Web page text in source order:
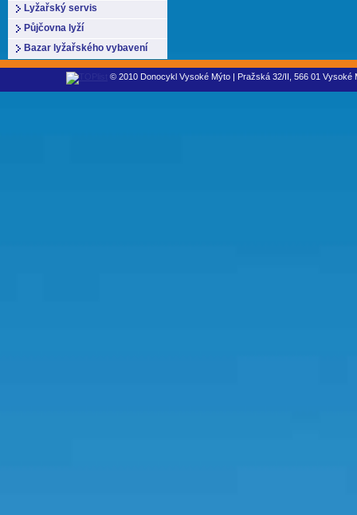
Lyžařský servis
Půjčovna lyží
Bazar lyžařského vybavení
© 2010 Donocykl Vysoké Mýto | Pražská 32/II, 566 01 Vysoké